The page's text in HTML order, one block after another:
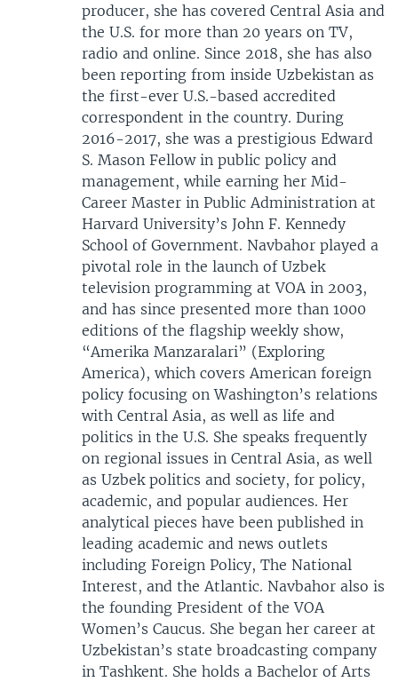
producer, she has covered Central Asia and
the U.S. for more than 20 years on TV,
radio and online. Since 2018, she has also
been reporting from inside Uzbekistan as
the first-ever U.S.-based accredited
correspondent in the country. During
2016-2017, she was a prestigious Edward
S. Mason Fellow in public policy and
management, while earning her Mid-
Career Master in Public Administration at
Harvard University’s John F. Kennedy
School of Government. Navbahor played a
pivotal role in the launch of Uzbek
television programming at VOA in 2003,
and has since presented more than 1000
editions of the flagship weekly show,
“Amerika Manzaralari” (Exploring
America), which covers American foreign
policy focusing on Washington’s relations
with Central Asia, as well as life and
politics in the U.S. She speaks frequently
on regional issues in Central Asia, as well
as Uzbek politics and society, for policy,
academic, and popular audiences. Her
analytical pieces have been published in
leading academic and news outlets
including Foreign Policy, The National
Interest, and the Atlantic. Navbahor also is
the founding President of the VOA
Women’s Caucus. She began her career at
Uzbekistan’s state broadcasting company
in Tashkent. She holds a Bachelor of Arts